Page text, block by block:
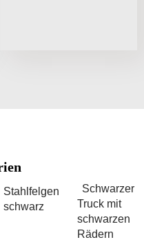
Stahlfelgen
schwarz
Schwarzer
Truck mit
schwarzen
Rädern